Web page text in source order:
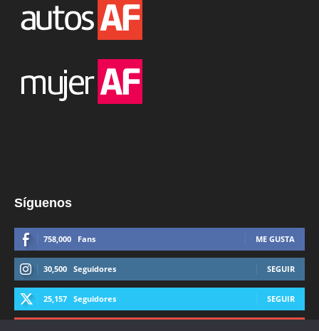
Síguenos
758,000 Fans ME GUSTA
30,500 Seguidores SEGUIR
25,157 Seguidores SEGUIR